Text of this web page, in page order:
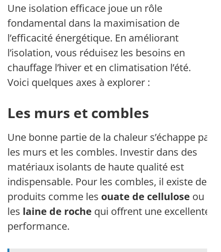
Une isolation efficace joue un rôle
fondamental dans la maximisation de
l’efficacité énergétique. En améliorant
l’isolation, vous réduisez les besoins en
chauffage l’hiver et en climatisation l’été.
Voici quelques axes à explorer :
Les murs et combles
Une bonne partie de la chaleur s’échappe par
les murs et les combles. Investir dans des
matériaux isolants de haute qualité est
indispensable. Pour les combles, il existe des
produits comme les ouate de cellulose ou
les laine de roche qui offrent une excellente
performance.